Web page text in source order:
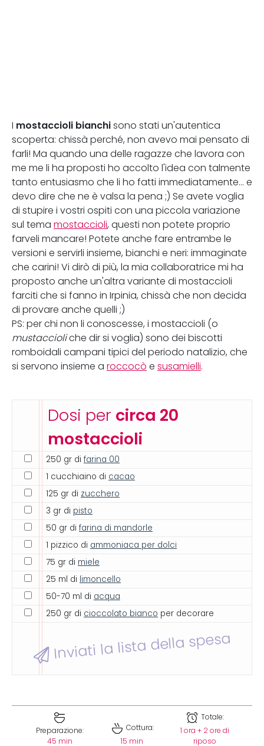
I mostaccioli bianchi sono stati un'autentica
scoperta: chissà perché, non avevo mai pensato di
farli! Ma quando una delle ragazze che lavora con
me me li ha proposti ho accolto l'idea con talmente
tanto entusiasmo che li ho fatti immediatamente... e
devo dire che ne è valsa la pena ;) Se avete voglia
di stupire i vostri ospiti con una piccola variazione
sul tema mostaccioli, questi non potete proprio
farveli mancare! Potete anche fare entrambe le
versioni e servirli insieme, bianchi e neri: immaginate
che carini! Vi dirò di più, la mia collaboratrice mi ha
proposto anche un'altra variante di mostaccioli
farciti che si fanno in Irpinia, chissà che non decida
di provare anche quelli ;)
PS: per chi non li conoscesse, i mostaccioli (o
mustaccioliche dir si voglia) sono dei biscotti
romboidali campani tipici del periodo natalizio, che
si servono insieme a roccocò e susamielli.
Dosi per circa 20
mostaccioli
250 gr di farina 00
1 cucchiaino di cacao
125 gr di zucchero
3 gr di pisto
50 gr di farina di mandorle
1 pizzico di ammoniaca per dolci
75 gr di miele
25 ml di limoncello
50-70 ml di acqua
250 gr di cioccolato bianco per decorare
Inviati la lista della spesa
Preparazione:
45 min
Cottura:
15 min
Totale:
1 ora + 2 ore di
riposo